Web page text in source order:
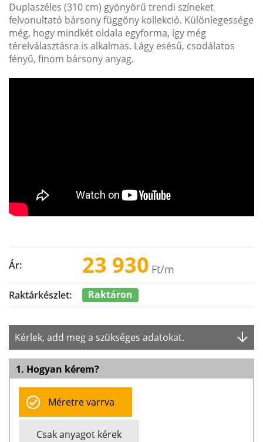
Duplaszéles (310 cm) gyönyörű trendi színeket
felvonultató bársony függöny kollekció. Különlegessége
még, hogy mindkét oldala egyforma, így még
térelválasztásra is alkalmas. Lágy esésű, csodálatos
fényű, finom bársony anyag.
Ár: 23 930 Ft/m
Raktárkészlet: Raktáron
Kérlek, add meg a szükséges adatokat.
1. Hogyan kérem?
Méretre varrva
Csak anyagot kérek